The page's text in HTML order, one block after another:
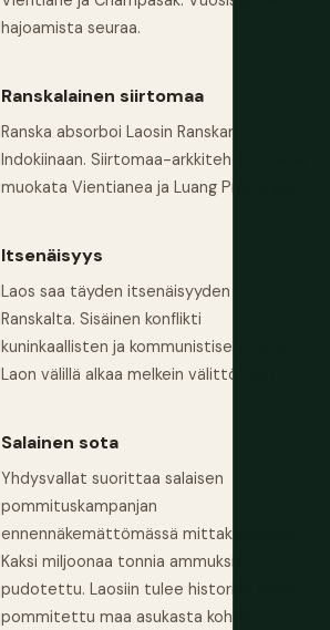
hajoamista seuraa.
Ranskalainen siirtomaa
Ranska absorboi Laosin Ranskan
Indokiinaan. Siirtomaa-arkkitehtuuri alkaa
muokata Vientianea ja Luang Prabangia.
Itsenäisyys
Laos saa täyden itsenäisyyden
Ranskalta. Sisäinen konflikti
kuninkaallisten ja kommunistisen Pathet
Laon välillä alkaa melkein välittömästi.
Salainen sota
Yhdysvallat suorittaa salaisen
pommituskampanjan
ennennäkemättömässä mittakaavassa.
Kaksi miljoonaa tonnia ammuksia
pudotettu. Laosiin tulee historian eniten
pommitettu maa asukasta kohden.